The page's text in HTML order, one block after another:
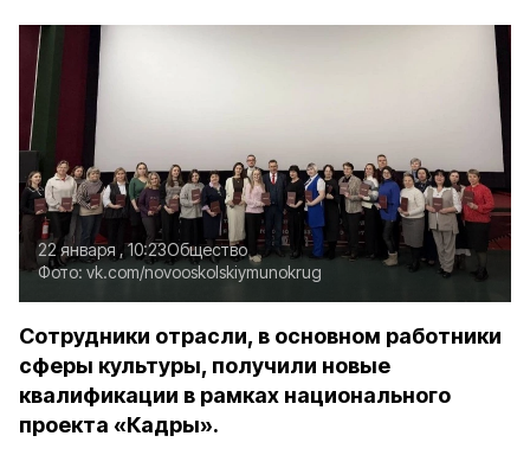
22 января , 10:23Общество
Фото: vk.com/novooskolskiymunokrug
Сотрудники отрасли, в основном работники
сферы культуры, получили новые
квалификации в рамках национального
проекта «Кадры».